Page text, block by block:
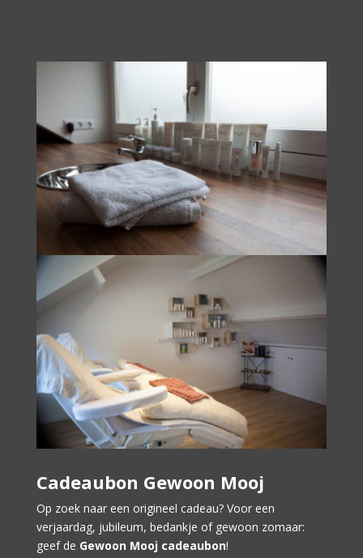
Cadeaubon Gewoon Mooj
Op zoek naar een origineel cadeau? Voor een
verjaardag, jubileum, bedankje of gewoon zomaar:
geef de Gewoon Mooj cadeaubon!